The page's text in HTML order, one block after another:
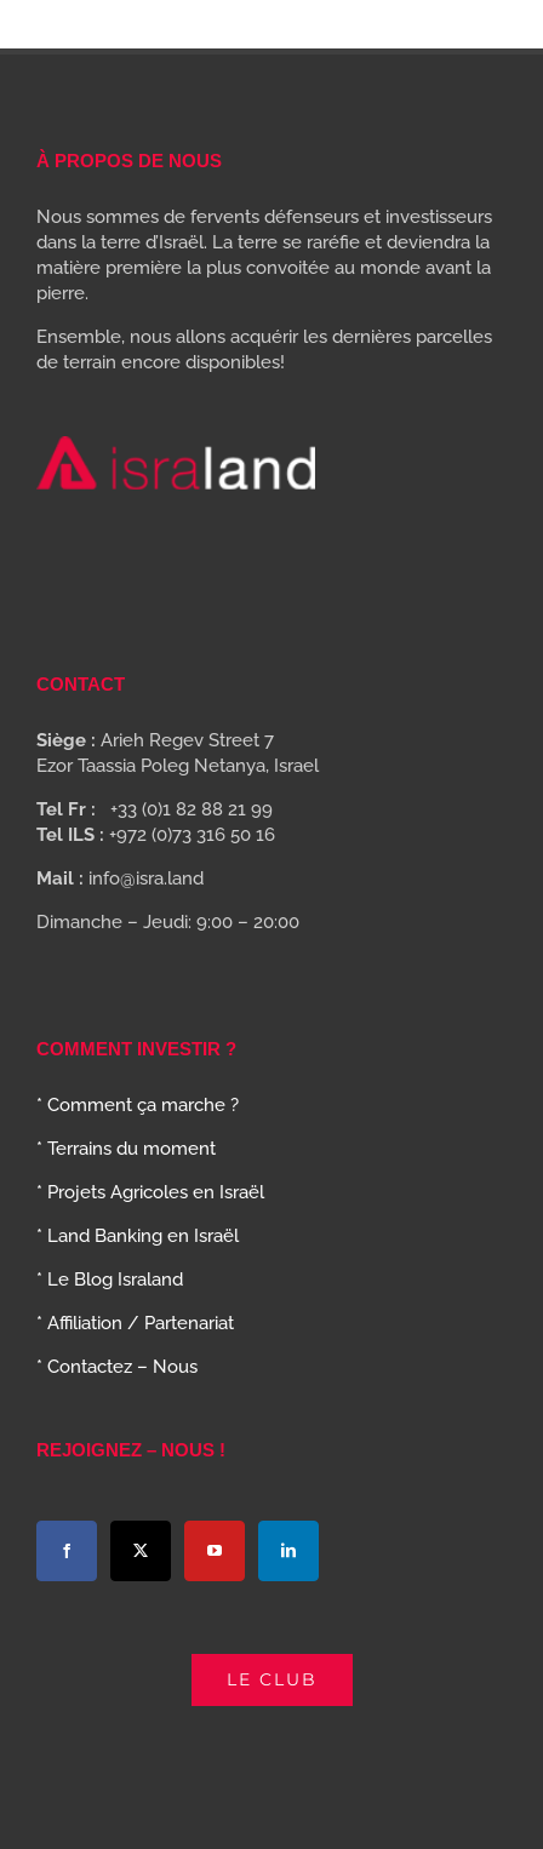
À PROPOS DE NOUS
Nous sommes de fervents défenseurs et investisseurs
dans la terre d’Israël. La terre se raréfie et deviendra la
matière première la plus convoitée au monde avant la
pierre.
Ensemble, nous allons acquérir les dernières parcelles
de terrain encore disponibles!
CONTACT
Siège : Arieh Regev Street 7
Ezor Taassia Poleg Netanya, Israel
Tel Fr : +33 (0)1 82 88 21 99
Tel ILS : +972 (0)73 316 50 16
Mail : info@isra.land
Dimanche – Jeudi: 9:00 – 20:00
COMMENT INVESTIR ?
* Comment ça marche ?
* Terrains du moment
* Projets Agricoles en Israël
* Land Banking en Israël
* Le Blog Israland
* Affiliation / Partenariat
* Contactez – Nous
REJOIGNEZ – NOUS !
LE CLUB